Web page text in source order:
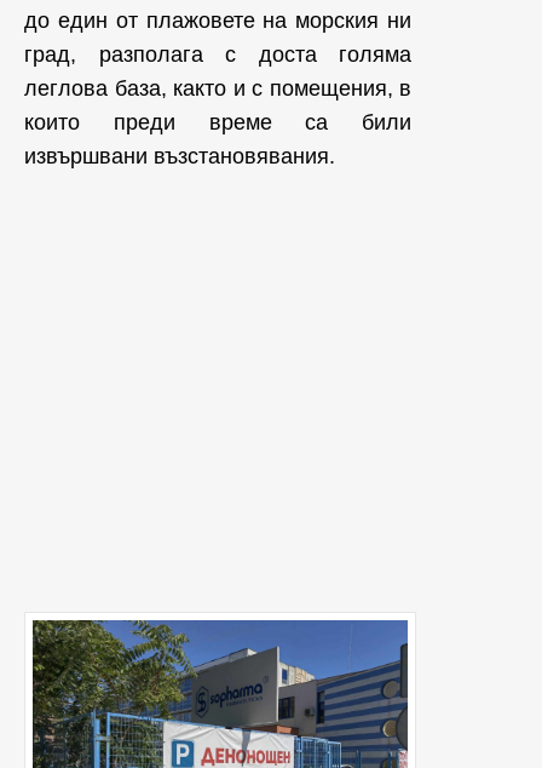
до един от плажовете на морския ни
град, разполага с доста голяма
леглова база, както и с помещения, в
които преди време са били
извършвани възстановявания.